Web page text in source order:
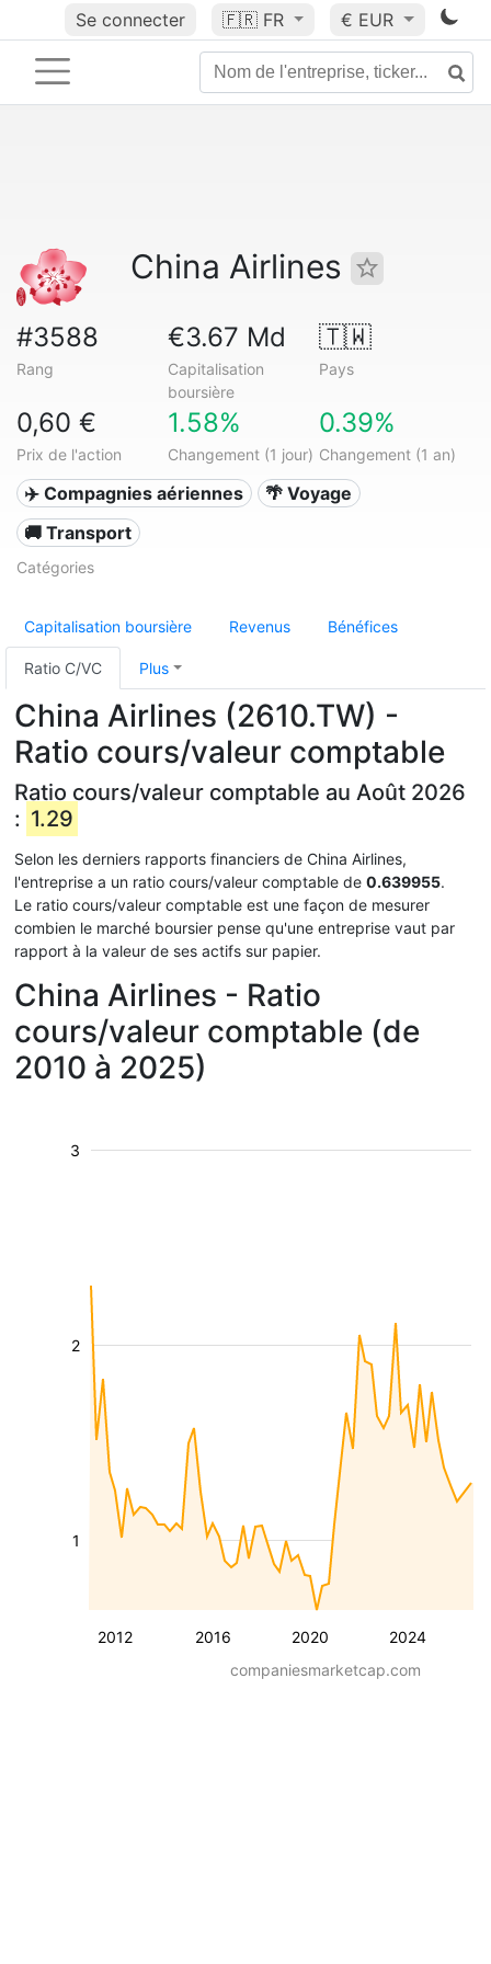
Se connecter 🇫🇷 FR € EUR
China Airlines
#3588
Rang
€3.67 Md
Capitalisation
boursière
🇹🇼
Pays
0,60 €
Prix de l'action
1.58%
Changement (1 jour)
0.39%
Changement (1 an)
✈️ Compagnies aériennes
🌴 Voyage
🚚 Transport
Catégories
Capitalisation boursière Revenus Bénéfices
Ratio C/VC Plus
China Airlines (2610.TW) -
Ratio cours/valeur comptable
Ratio cours/valeur comptable au Août 2026
: 1.29
Selon les derniers rapports financiers de China Airlines,
l'entreprise a un ratio cours/valeur comptable de 0.639955.
Le ratio cours/valeur comptable est une façon de mesurer
combien le marché boursier pense qu'une entreprise vaut par
rapport à la valeur de ses actifs sur papier.
China Airlines - Ratio
cours/valeur comptable (de
2010 à 2025)
2012 2016 2020 2024
1
2
3
companiesmarketcap.com